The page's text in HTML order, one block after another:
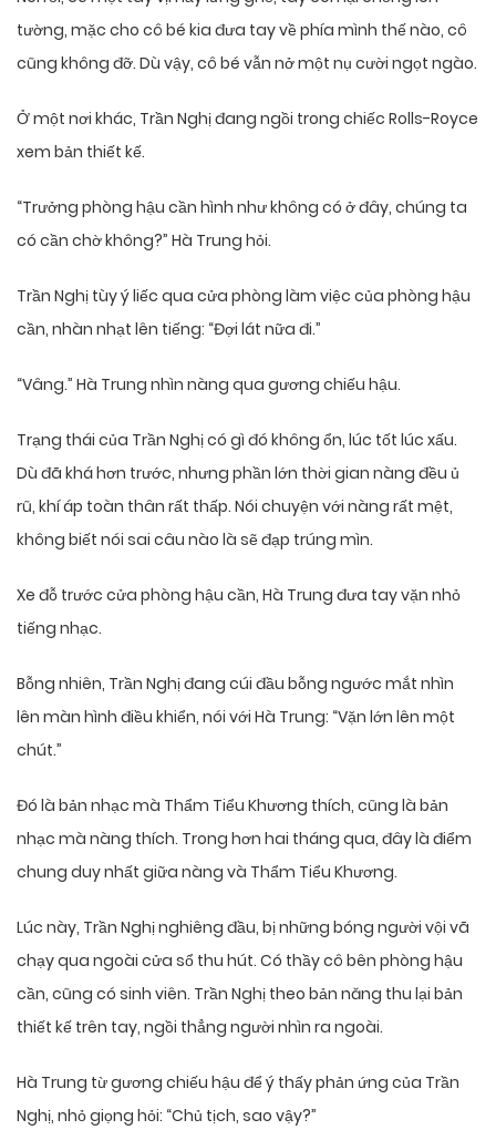
tường, mặc cho cô bé kia đưa tay về phía mình thế nào, cô
cũng không đỡ. Dù vậy, cô bé vẫn nở một nụ cười ngọt ngào.
Ở một nơi khác, Trần Nghị đang ngồi trong chiếc Rolls-Royce
xem bản thiết kế.
“Trưởng phòng hậu cần hình như không có ở đây, chúng ta
có cần chờ không?” Hà Trung hỏi.
Trần Nghị tùy ý liếc qua cửa phòng làm việc của phòng hậu
cần, nhàn nhạt lên tiếng: “Đợi lát nữa đi.”
“Vâng.” Hà Trung nhìn nàng qua gương chiếu hậu.
Trạng thái của Trần Nghị có gì đó không ổn, lúc tốt lúc xấu.
Dù đã khá hơn trước, nhưng phần lớn thời gian nàng đều ủ
rũ, khí áp toàn thân rất thấp. Nói chuyện với nàng rất mệt,
không biết nói sai câu nào là sẽ đạp trúng mìn.
Xe đỗ trước cửa phòng hậu cần, Hà Trung đưa tay vặn nhỏ
tiếng nhạc.
Bỗng nhiên, Trần Nghị đang cúi đầu bỗng ngước mắt nhìn
lên màn hình điều khiển, nói với Hà Trung: “Vặn lớn lên một
chút.”
Đó là bản nhạc mà Thẩm Tiểu Khương thích, cũng là bản
nhạc mà nàng thích. Trong hơn hai tháng qua, đây là điểm
chung duy nhất giữa nàng và Thẩm Tiểu Khương.
Lúc này, Trần Nghị nghiêng đầu, bị những bóng người vội vã
chạy qua ngoài cửa sổ thu hút. Có thầy cô bên phòng hậu
cần, cũng có sinh viên. Trần Nghị theo bản năng thu lại bản
thiết kế trên tay, ngồi thẳng người nhìn ra ngoài.
Hà Trung từ gương chiếu hậu để ý thấy phản ứng của Trần
Nghị, nhỏ giọng hỏi: “Chủ tịch, sao vậy?”